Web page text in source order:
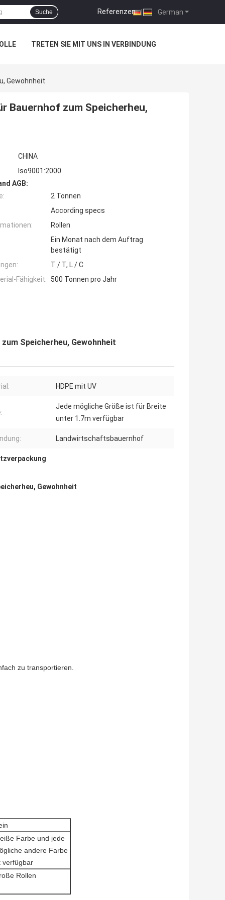
German
Referenzen |
Suche
TRETEN SIE MIT UNS IN VERBINDUNG
Gewohnheit
Bauernhof zum Speicherheu,
CHINA
Iso9001:2000
AGB:
2 Tonnen
According specs
Rollen
Ein Monat nach dem Auftrag
bestätigt
T / T, L / C
Fähigkeit:
500 Tonnen pro Jahr
Speicherheu, Gewohnheit
HDPE mit UV
Jede mögliche Größe ist für Breite
unter 1.7m verfügbar
Landwirtschaftsbauernhof
Gewohnheit
zu transportieren.
Farbe und jede
andere Farbe
verfügbar
Rollen